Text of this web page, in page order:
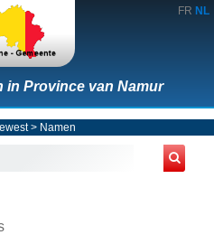
FR NL
in Province van Namur
> Namen